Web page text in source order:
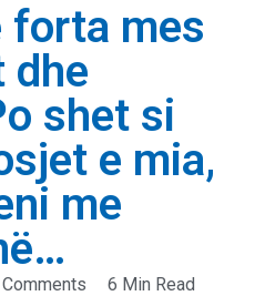
forta mes
dhe
shet si
e mia,
me
6 Min Read